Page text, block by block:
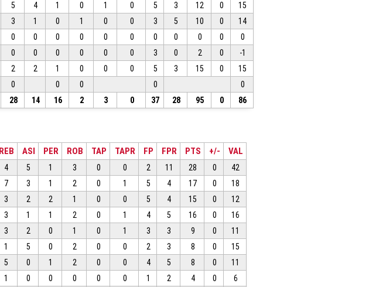
5 4 1 0 1 0 5 3 12 0
15
3 1 0 1 0 0 3 5 10 0
14
0 0 0 0 0 0 0 0 0 0
0
0 0 0 0 0 0 3 0 2 0
-1
2 2 1 0 0 0 5 3 15 0
15
0 0 0 0
0
28 14 16 2 3 0 37 28 95 0 86
REB ASI PER ROB TAP TAPR FP FPR PTS +/- VAL
4 5 1 3 0 0 2 11 28 0
42
7 3 1 2 0 1 5 4 17 0
18
3 2 2 1 0 0 5 4 15 0
12
3 1 1 2 0 1 4 5 16 0
16
3 2 0 1 0 1 3 3 9 0
11
1 5 0 2 0 0 2 3 8 0
15
5 0 1 2 0 0 4 5 8 0
11
1 0 0 0 0 0 1 2 4 0 6